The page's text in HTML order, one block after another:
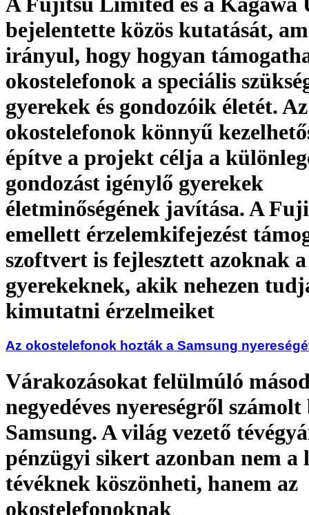
bejelentette közös kutatását,
irányul, hogy hogyan
okostelefonok a speciális
gyerekek és gondozóik életét. Az
okostelefonok könnyű
építve a projekt célja a
gondozást igénylő gyerekek
életminőségének javítása. A
emellett érzelemkifejezést
szoftvert is fejlesztett azoknak a
gyerekeknek, akik nehezen
kimutatni érzelmeiket
Az okostelefonok hozták a Samsung
Várakozásokat felülmúló
negyedéves nyereségről számolt
Samsung. A világ vezető
pénzügyi sikert azonban nem a
tévéknek köszönheti, hanem az
okostelefonoknak